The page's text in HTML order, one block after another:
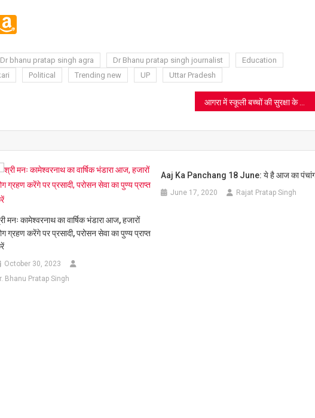
List
Dr bhanu pratap singh agra Dr Bhanu pratap singh journalist
Education
Political Trending new UP Uttar Pradesh
मनः कामेश्वरनाथ का वार्षिक भंडारा आज, हजारों
ग्रहण करेंगे पर प्रसादी, परोसन सेवा का पुण्य प्राप्त
October 30, 2023
Bhanu Pratap Singh
Aaj Ka Panchang 18 June: ये है आज का
June 17, 2020 Rajat Pratap Singh